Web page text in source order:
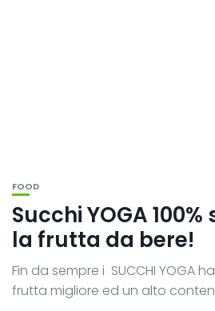
FOOD
Succhi YOGA
la frutta da bere!
Fin da sempre i SUCCHI YOGA
frutta migliore ed un alto